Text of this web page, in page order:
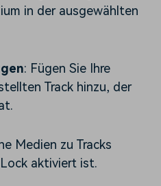
in der ausgewählten
: Fügen Sie Ihre
Track hinzu, der
Medien zu Tracks
aktiviert ist.